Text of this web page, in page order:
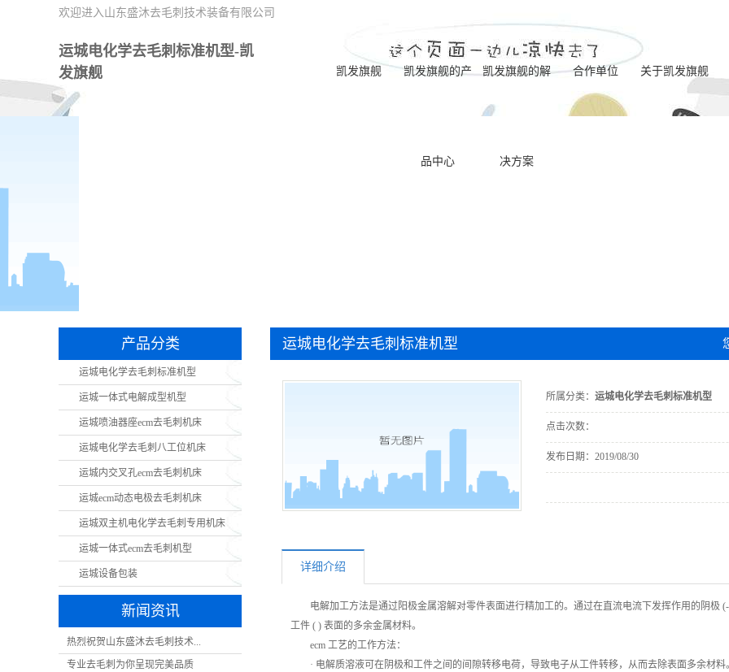
欢迎进入山东盛沐去毛刺技术装备有限公司
运城电化学去毛刺标准机型-凯
发旗舰
凯发旗舰 凯发旗舰的产
品中心
刺标准机型
运城一体式电解
学去毛刺专用机
床
运城一体式ecm去
毛刺机型
运城设备包装
凯发旗舰的解
决方案
合作单位 关于凯发旗舰
产品分类
运城电化学去毛刺标准机型
运城一体式电解成型机型
运城喷油器座ecm去毛刺机床
运城电化学去毛刺八工位机床
运城内交叉孔ecm去毛刺机床
运城ecm动态电极去毛刺机床
运城双主机电化学去毛刺专用机床
运城一体式ecm去毛刺机型
运城设备包装
新闻资讯
热烈祝贺山东盛沐去毛刺技术...
专业去毛刺为你呈现完美品质
运城电化学去毛刺标准机型
所属分类： 运城电化学去毛刺标准机型
点击次数：
发布日期： 2019/08/30
详细介绍
电解加工方法是通过阳极金属溶解对零件表面进行精加工的。通过在直流电流下发挥作用的阴极
工件 ( ) 表面的多余金属材料。
ecm 工艺的工作方法：
· 电解质溶液可在阴极和工件之间的间隙转移电荷，导致电子从工件转移，从而去除表面多余材料